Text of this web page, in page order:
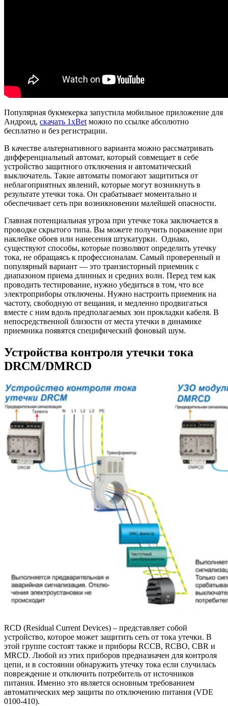
Популярная букмекерка запустила мобильное приложение для
Андроид, скачать 1xBet можно по ссылке абсолютно
бесплатно и без регистрации.
В качестве альтернативного варианта можно рассматривать
дифференциальный автомат, который совмещает в себе
устройство защитного отключения и автоматический
выключатель. Такие автоматы помогают защититься от
неблагоприятных явлений, которые могут возникнуть в
результате утечки тока. Он срабатывает моментально и
обеспечивает сеть при возникновении малейшей опасности.
Главная потенциальная угроза при утечке тока заключается в
проводке скрытого типа. Вы можете получить поражение при
наклейке обоев или нанесения штукатурки. Однако,
существуют способы, которые позволяют определить утечку
тока, не обращаясь к профессионалам. Самый проверенный и
популярный вариант — это транзисторный приемник с
диапазоном приема длинных и средних волн. Перед тем как
проводить тестирование, нужно убедиться в том, что все
электроприборы отключены. Нужно настроить приемник на
частоту, свободную от вещания, и медленно продвигаться
вместе с ним вдоль предполагаемых зон прокладки кабеля. В
непосредственной близости от места утечки в динамике
приемника появятся специфический фоновый шум.
Устройства контроля утечки тока
DRCM/DMRCD
RCD (Residual Current Devices) – представляет собой
устройство, которое может защитить сеть от тока утечки. В
этой группе состоят также и приборы RCCB, RCBO, CBR и
MRCD. Любой из этих приборов предназначен для контроля
цепи, и в состоянии обнаружить утечку тока если случилась
повреждение и отключить потребитель от источников
питания. Именно это является основным требованием
автоматических мер защиты по отключению питания (VDE
0100-410).